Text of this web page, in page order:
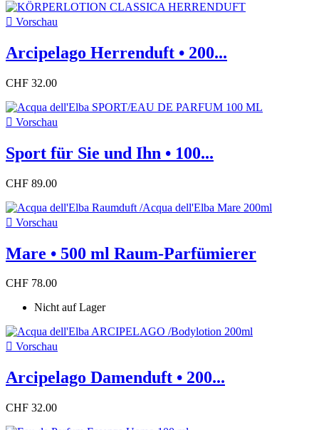
 Vorschau
Arcipelago Herrenduft • 200...
CHF 32.00
 Vorschau
Sport für Sie und Ihn • 100...
CHF 89.00
 Vorschau
Mare • 500 ml Raum-Parfümierer
CHF 78.00
Nicht auf Lager
 Vorschau
Arcipelago Damenduft • 200...
CHF 32.00